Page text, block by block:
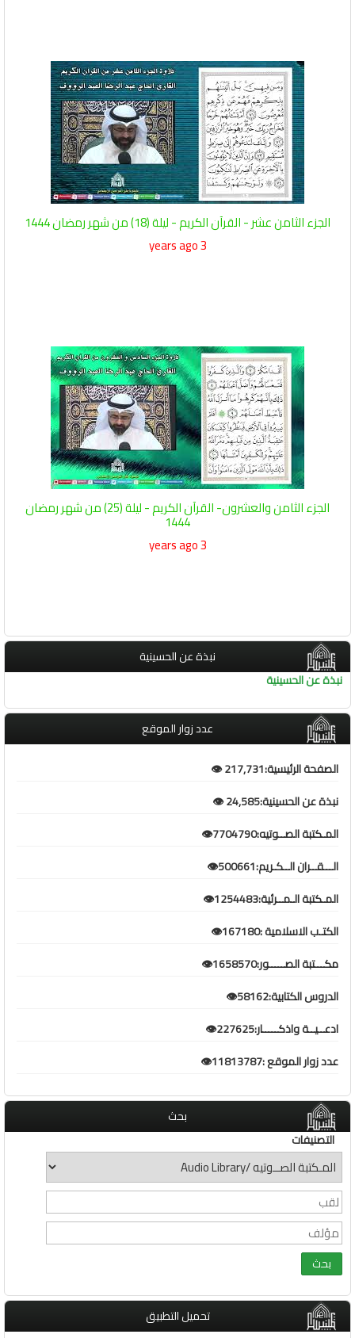
الجزء الثامن عشر - القرآن الكريم - ليلة (18) من شهر رمضان 1444
3 years ago
الجزء الثامن والعشرون- القرآن الكريم - ليلة (25) من شهر رمضان
1444
3 years ago
نبذة عن الحسينية
نبذة عن الحسينية
عدد زوار الموقع
الصفحة الرئيسية:217,731 👁️
نبذة عن الحسينية:24,585 👁️
المـكتبة الصــوتيه:7704790👁️
الـــقــران الــكـريم:500661👁️
المـكتبة الـمــرئية:1254483👁️
الكتـب الاسلامية :167180👁️
مكـــتبة الصـــــور:1658570👁️
الدروس الكتابية:58162👁️
ادعــيــة واذكـــــار:227625👁️
عدد زوار الموقع :11813787👁️
بحث
التصنيفات
تحميل التطبيق